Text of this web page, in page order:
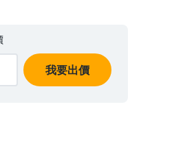
我要出價